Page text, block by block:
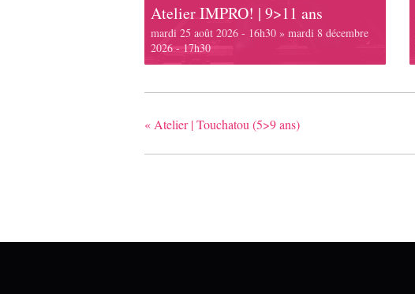
Atelier IMPRO! | 9>11 ans
mardi 25 août 2026 - 16h30 » mardi 8 décembre
2026 - 17h30
« Atelier | Touchatou (5>9 ans)